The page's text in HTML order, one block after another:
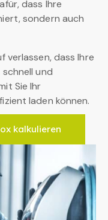
dass Ihre
sondern auch
verlassen, dass Ihre
und
Sie Ihr
laden können.
kalkulieren